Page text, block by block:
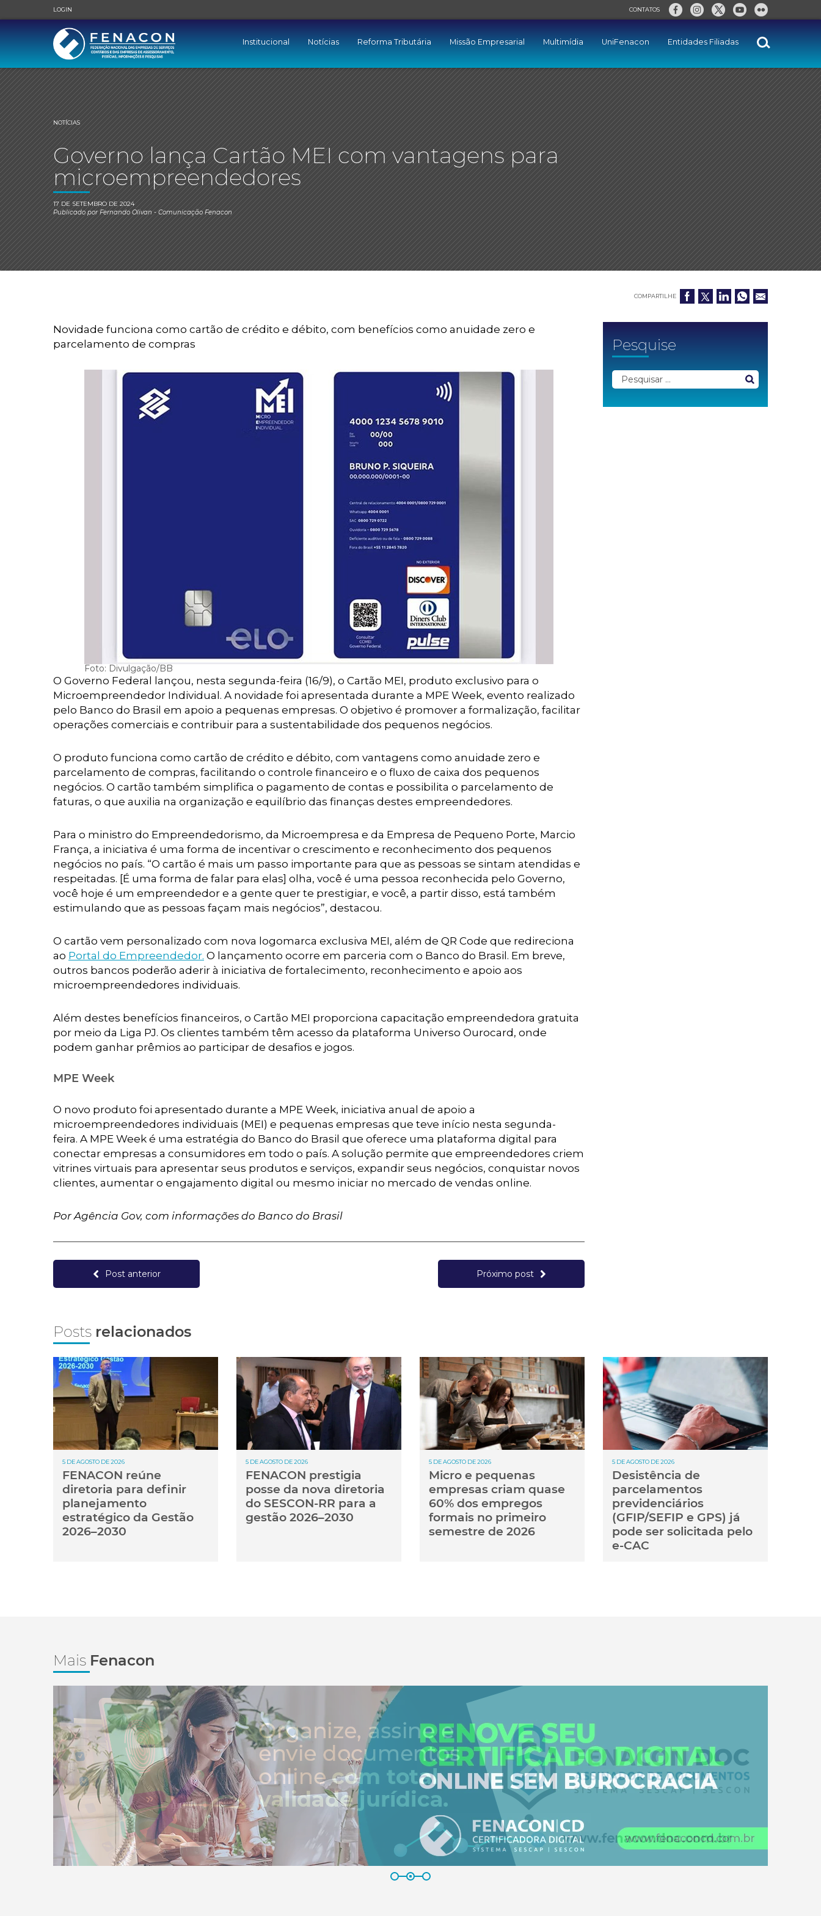
LOGIN CONTATOS
Institucional Notícias Reforma Tributária Missão Empresarial Multimídia UniFenacon Entidades Filiadas
NOTÍCIAS
Governo lança Cartão MEI com vantagens para
microempreendedores
17 DE SETEMBRO DE 2024
Publicado porFernando Olivan- Comunicação Fenacon
COMPARTILHE
Novidade funciona como cartão de crédito e débito, com benefícios como anuidade zero e
parcelamento de compras
Foto: Divulgação/BB
O Governo Federal lançou, nesta segunda-feira (16/9), o Cartão MEI, produto exclusivo para o
Microempreendedor Individual. A novidade foi apresentada durante a MPE Week, evento realizado
pelo Banco do Brasil em apoio a pequenas empresas. O objetivo é promover a formalização, facilitar
operações comerciais e contribuir para a sustentabilidade dos pequenos negócios.
O produto funciona como cartão de crédito e débito, com vantagens como anuidade zero e
parcelamento de compras, facilitando o controle financeiro e o fluxo de caixa dos pequenos
negócios. O cartão também simplifica o pagamento de contas e possibilita o parcelamento de
faturas, o que auxilia na organização e equilíbrio das finanças destes empreendedores.
Para o ministro do Empreendedorismo, da Microempresa e da Empresa de Pequeno Porte, Marcio
França, a iniciativa é uma forma de incentivar o crescimento e reconhecimento dos pequenos
negócios no país. “O cartão é mais um passo importante para que as pessoas se sintam atendidas e
respeitadas. [É uma forma de falar para elas] olha, você é uma pessoa reconhecida pelo Governo,
você hoje é um empreendedor e a gente quer te prestigiar, e você, a partir disso, está também
estimulando que as pessoas façam mais negócios”, destacou.
O cartão vem personalizado com nova logomarca exclusiva MEI, além de QR Code que redireciona
ao Portal do Empreendedor. O lançamento ocorre em parceria com o Banco do Brasil. Em breve,
outros bancos poderão aderir à iniciativa de fortalecimento, reconhecimento e apoio aos
microempreendedores individuais.
Além destes benefícios financeiros, o Cartão MEI proporciona capacitação empreendedora gratuita
por meio da Liga PJ. Os clientes também têm acesso da plataforma Universo Ourocard, onde
podem ganhar prêmios ao participar de desafios e jogos.
MPE Week
O novo produto foi apresentado durante a MPE Week, iniciativa anual de apoio a
microempreendedores individuais (MEI) e pequenas empresas que teve início nesta segunda-
feira. A MPE Week é uma estratégia do Banco do Brasil que oferece uma plataforma digital para
conectar empresas a consumidores em todo o país. A solução permite que empreendedores criem
vitrines virtuais para apresentar seus produtos e serviços, expandir seus negócios, conquistar novos
clientes, aumentar o engajamento digital ou mesmo iniciar no mercado de vendas online.
Por Agência Gov, com informações do Banco do Brasil
Post anterior Próximo post
Pesquise
Posts relacionados
5 DE AGOSTO DE 2026
FENACON reúne
diretoria para definir
planejamento
estratégico da Gestão
2026–2030
5 DE AGOSTO DE 2026
FENACON prestigia
posse da nova diretoria
do SESCON-RR para a
gestão 2026–2030
5 DE AGOSTO DE 2026
Micro e pequenas
empresas criam quase
60% dos empregos
formais no primeiro
semestre de 2026
5 DE AGOSTO DE 2026
Desistência de
parcelamentos
previdenciários
(GFIP/SEFIP e GPS) já
pode ser solicitada pelo
e-CAC
Mais Fenacon